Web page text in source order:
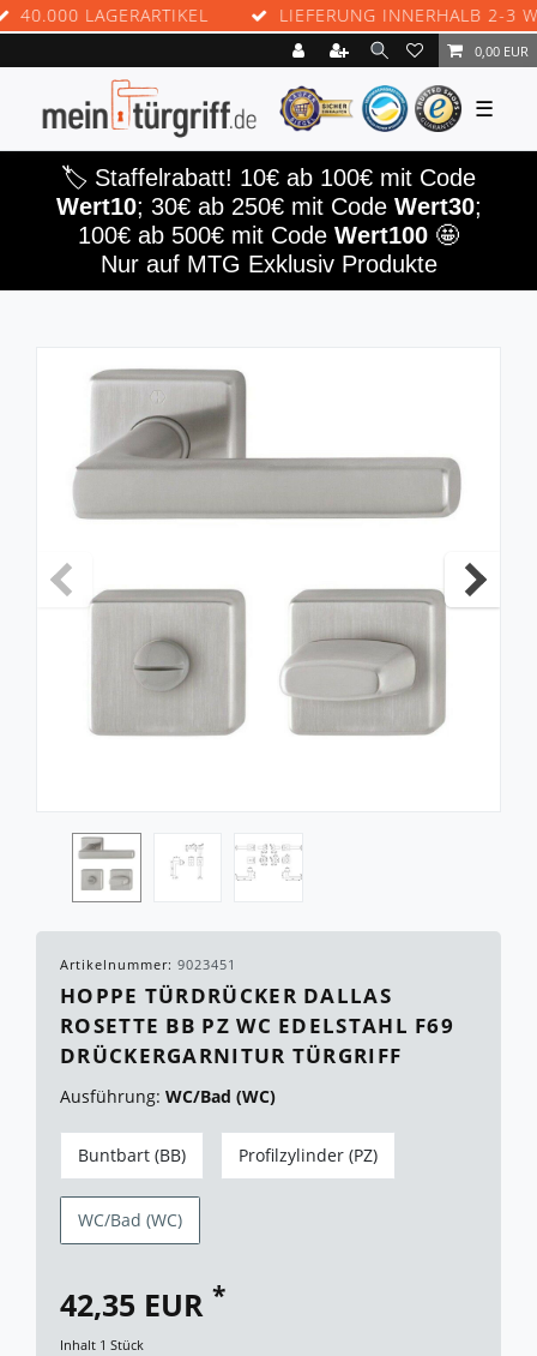
LAGERARTIKEL LIEFERUNG INNERHALB 2-3
0,00 EUR
☰
🏷️ Staffelrabatt! 10€ ab 100€ mit Code
Wert10; 30€ ab 250€ mit Code Wert30;
100€ ab 500€ mit Code Wert100 🤩
Nur auf MTG Exklusiv Produkte
Artikelnummer: 9023451
HOPPE TÜRDRÜCKER DALLAS
ROSETTE BB PZ WC EDELSTAHL F69
DRÜCKERGARNITUR TÜRGRIFF
Ausführung: WC/Bad (WC)
Buntbart (BB) Profilzylinder (PZ)
WC/Bad (WC)
42,35 EUR *
Inhalt 1 Stück